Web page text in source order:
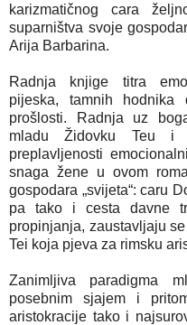
karizmatičnog cara
suparništva svoje
Arija Barbarina.
Radnja knjige titra
pijeska, tamnih
prošlosti. Radnja uz
mladu Židovku Teu i
preplavljenosti
snaga žene u ovom
gospodara „svijeta“: caru
pa tako i cesta davne
propinjanja, zaustavljaju
Tei koja pjeva za rimsku
Zanimljiva paradigma
posebnim sjajem i
aristokracije tako i